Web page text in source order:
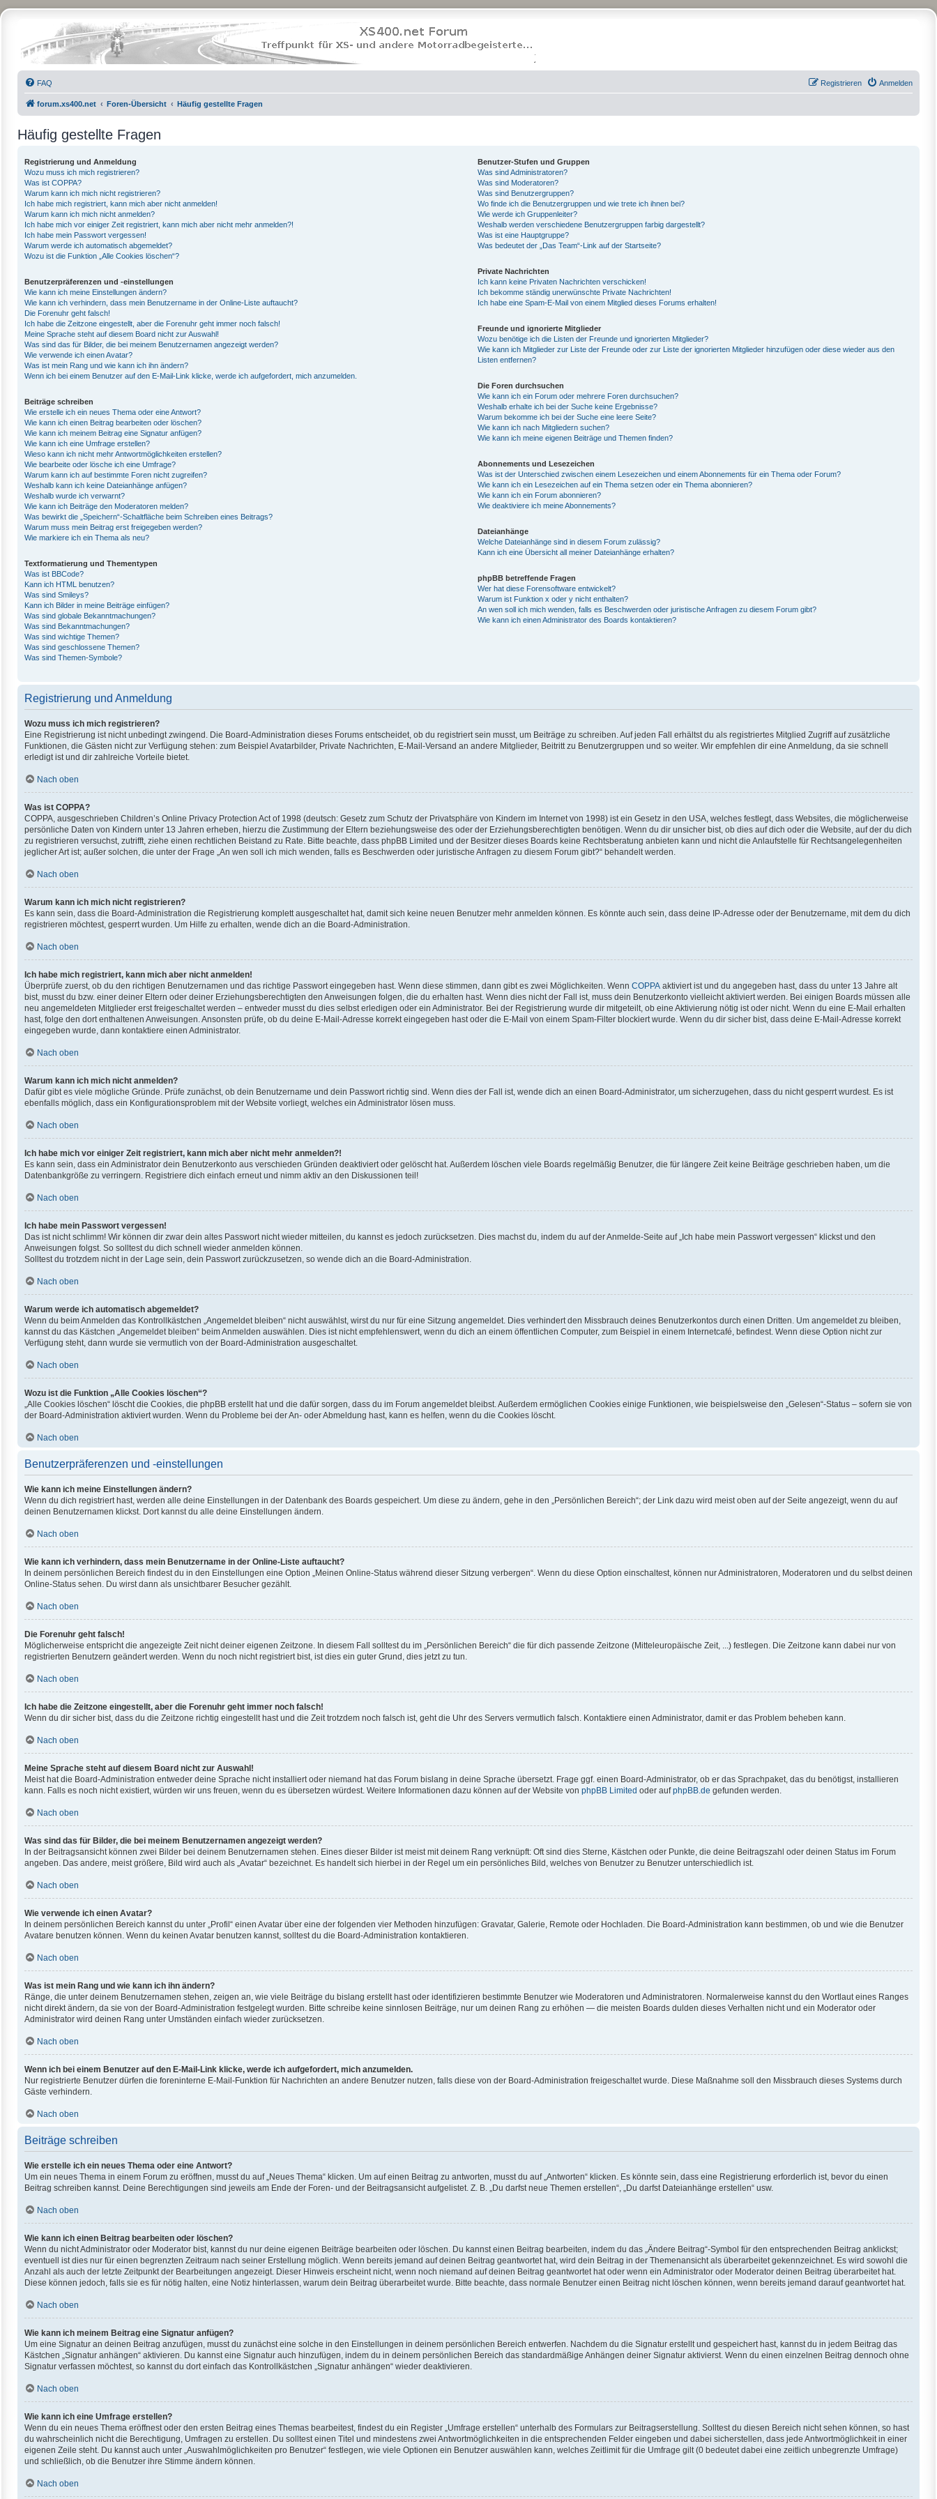
FAQ Anmelden
Registrieren
forum.xs400.net Foren-Übersicht Häufig gestellte Fragen
Häufig gestellte Fragen
Registrierung und Anmeldung
Wozu muss ich mich registrieren?
Was ist COPPA?
Warum kann ich mich nicht registrieren?
Ich habe mich registriert, kann mich aber nicht anmelden!
Warum kann ich mich nicht anmelden?
Ich habe mich vor einiger Zeit registriert, kann mich aber nicht mehr anmelden?!
Ich habe mein Passwort vergessen!
Warum werde ich automatisch abgemeldet?
Wozu ist die Funktion „Alle Cookies löschen“?
Benutzerpräferenzen und -einstellungen
Wie kann ich meine Einstellungen ändern?
Wie kann ich verhindern, dass mein Benutzername in der Online-Liste auftaucht?
Die Forenuhr geht falsch!
Ich habe die Zeitzone eingestellt, aber die Forenuhr geht immer noch falsch!
Meine Sprache steht auf diesem Board nicht zur Auswahl!
Was sind das für Bilder, die bei meinem Benutzernamen angezeigt werden?
Wie verwende ich einen Avatar?
Was ist mein Rang und wie kann ich ihn ändern?
Wenn ich bei einem Benutzer auf den E-Mail-Link klicke, werde ich aufgefordert, mich anzumelden.
Beiträge schreiben
Wie erstelle ich ein neues Thema oder eine Antwort?
Wie kann ich einen Beitrag bearbeiten oder löschen?
Wie kann ich meinem Beitrag eine Signatur anfügen?
Wie kann ich eine Umfrage erstellen?
Wieso kann ich nicht mehr Antwortmöglichkeiten erstellen?
Wie bearbeite oder lösche ich eine Umfrage?
Warum kann ich auf bestimmte Foren nicht zugreifen?
Weshalb kann ich keine Dateianhänge anfügen?
Weshalb wurde ich verwarnt?
Wie kann ich Beiträge den Moderatoren melden?
Was bewirkt die „Speichern“-Schaltfläche beim Schreiben eines Beitrags?
Warum muss mein Beitrag erst freigegeben werden?
Wie markiere ich ein Thema als neu?
Textformatierung und Thementypen
Was ist BBCode?
Kann ich HTML benutzen?
Was sind Smileys?
Kann ich Bilder in meine Beiträge einfügen?
Was sind globale Bekanntmachungen?
Was sind Bekanntmachungen?
Was sind wichtige Themen?
Was sind geschlossene Themen?
Was sind Themen-Symbole?
Benutzer-Stufen und Gruppen
Was sind Administratoren?
Was sind Moderatoren?
Was sind Benutzergruppen?
Wo finde ich die Benutzergruppen und wie trete ich ihnen bei?
Wie werde ich Gruppenleiter?
Weshalb werden verschiedene Benutzergruppen farbig dargestellt?
Was ist eine Hauptgruppe?
Was bedeutet der „Das Team“-Link auf der Startseite?
Private Nachrichten
Ich kann keine Privaten Nachrichten verschicken!
Ich bekomme ständig unerwünschte Private Nachrichten!
Ich habe eine Spam-E-Mail von einem Mitglied dieses Forums erhalten!
Freunde und ignorierte Mitglieder
Wozu benötige ich die Listen der Freunde und ignorierten Mitglieder?
Wie kann ich Mitglieder zur Liste der Freunde oder zur Liste der ignorierten Mitglieder hinzufügen oder diese wieder aus den
Listen entfernen?
Die Foren durchsuchen
Wie kann ich ein Forum oder mehrere Foren durchsuchen?
Weshalb erhalte ich bei der Suche keine Ergebnisse?
Warum bekomme ich bei der Suche eine leere Seite?
Wie kann ich nach Mitgliedern suchen?
Wie kann ich meine eigenen Beiträge und Themen finden?
Abonnements und Lesezeichen
Was ist der Unterschied zwischen einem Lesezeichen und einem Abonnements für ein Thema oder Forum?
Wie kann ich ein Lesezeichen auf ein Thema setzen oder ein Thema abonnieren?
Wie kann ich ein Forum abonnieren?
Wie deaktiviere ich meine Abonnements?
Dateianhänge
Welche Dateianhänge sind in diesem Forum zulässig?
Kann ich eine Übersicht all meiner Dateianhänge erhalten?
phpBB betreffende Fragen
Wer hat diese Forensoftware entwickelt?
Warum ist Funktion x oder y nicht enthalten?
An wen soll ich mich wenden, falls es Beschwerden oder juristische Anfragen zu diesem Forum gibt?
Wie kann ich einen Administrator des Boards kontaktieren?
Registrierung und Anmeldung
Wozu muss ich mich registrieren?
Eine Registrierung ist nicht unbedingt zwingend. Die Board-Administration dieses Forums entscheidet, ob du registriert sein musst, um Beiträge zu schreiben. Auf jeden Fall erhältst du als registriertes Mitglied Zugriff auf zusätzliche
Funktionen, die Gästen nicht zur Verfügung stehen: zum Beispiel Avatarbilder, Private Nachrichten, E-Mail-Versand an andere Mitglieder, Beitritt zu Benutzergruppen und so weiter. Wir empfehlen dir eine Anmeldung, da sie schnell
erledigt ist und dir zahlreiche Vorteile bietet.
Nach oben
Was ist COPPA?
COPPA, ausgeschrieben Children’s Online Privacy Protection Act of 1998 (deutsch: Gesetz zum Schutz der Privatsphäre von Kindern im Internet von 1998) ist ein Gesetz in den USA, welches festlegt, dass Websites, die möglicherweise
persönliche Daten von Kindern unter 13 Jahren erheben, hierzu die Zustimmung der Eltern beziehungsweise des oder der Erziehungsberechtigten benötigen. Wenn du dir unsicher bist, ob dies auf dich oder die Website, auf der du dich
zu registrieren versuchst, zutrifft, ziehe einen rechtlichen Beistand zu Rate. Bitte beachte, dass phpBB Limited und der Besitzer dieses Boards keine Rechtsberatung anbieten kann und nicht die Anlaufstelle für Rechtsangelegenheiten
jeglicher Art ist; außer solchen, die unter der Frage „An wen soll ich mich wenden, falls es Beschwerden oder juristische Anfragen zu diesem Forum gibt?“ behandelt werden.
Nach oben
Warum kann ich mich nicht registrieren?
Es kann sein, dass die Board-Administration die Registrierung komplett ausgeschaltet hat, damit sich keine neuen Benutzer mehr anmelden können. Es könnte auch sein, dass deine IP-Adresse oder der Benutzername, mit dem du dich
registrieren möchtest, gesperrt wurden. Um Hilfe zu erhalten, wende dich an die Board-Administration.
Nach oben
Ich habe mich registriert, kann mich aber nicht anmelden!
Überprüfe zuerst, ob du den richtigen Benutzernamen und das richtige Passwort eingegeben hast. Wenn diese stimmen, dann gibt es zwei Möglichkeiten. Wenn COPPA aktiviert ist und du angegeben hast, dass du unter 13 Jahre alt
bist, musst du bzw. einer deiner Eltern oder deiner Erziehungsberechtigten den Anweisungen folgen, die du erhalten hast. Wenn dies nicht der Fall ist, muss dein Benutzerkonto vielleicht aktiviert werden. Bei einigen Boards müssen alle
neu angemeldeten Mitglieder erst freigeschaltet werden – entweder musst du dies selbst erledigen oder ein Administrator. Bei der Registrierung wurde dir mitgeteilt, ob eine Aktivierung nötig ist oder nicht. Wenn du eine E-Mail erhalten
hast, folge den dort enthaltenen Anweisungen. Ansonsten prüfe, ob du deine E-Mail-Adresse korrekt eingegeben hast oder die E-Mail von einem Spam-Filter blockiert wurde. Wenn du dir sicher bist, dass deine E-Mail-Adresse korrekt
eingegeben wurde, dann kontaktiere einen Administrator.
Nach oben
Warum kann ich mich nicht anmelden?
Dafür gibt es viele mögliche Gründe. Prüfe zunächst, ob dein Benutzername und dein Passwort richtig sind. Wenn dies der Fall ist, wende dich an einen Board-Administrator, um sicherzugehen, dass du nicht gesperrt wurdest. Es ist
ebenfalls möglich, dass ein Konfigurationsproblem mit der Website vorliegt, welches ein Administrator lösen muss.
Nach oben
Ich habe mich vor einiger Zeit registriert, kann mich aber nicht mehr anmelden?!
Es kann sein, dass ein Administrator dein Benutzerkonto aus verschieden Gründen deaktiviert oder gelöscht hat. Außerdem löschen viele Boards regelmäßig Benutzer, die für längere Zeit keine Beiträge geschrieben haben, um die
Datenbankgröße zu verringern. Registriere dich einfach erneut und nimm aktiv an den Diskussionen teil!
Nach oben
Ich habe mein Passwort vergessen!
Das ist nicht schlimm! Wir können dir zwar dein altes Passwort nicht wieder mitteilen, du kannst es jedoch zurücksetzen. Dies machst du, indem du auf der Anmelde-Seite auf „Ich habe mein Passwort vergessen“ klickst und den
Anweisungen folgst. So solltest du dich schnell wieder anmelden können.
Solltest du trotzdem nicht in der Lage sein, dein Passwort zurückzusetzen, so wende dich an die Board-Administration.
Nach oben
Warum werde ich automatisch abgemeldet?
Wenn du beim Anmelden das Kontrollkästchen „Angemeldet bleiben“ nicht auswählst, wirst du nur für eine Sitzung angemeldet. Dies verhindert den Missbrauch deines Benutzerkontos durch einen Dritten. Um angemeldet zu bleiben,
kannst du das Kästchen „Angemeldet bleiben“ beim Anmelden auswählen. Dies ist nicht empfehlenswert, wenn du dich an einem öffentlichen Computer, zum Beispiel in einem Internetcafé, befindest. Wenn diese Option nicht zur
Verfügung steht, dann wurde sie vermutlich von der Board-Administration ausgeschaltet.
Nach oben
Wozu ist die Funktion „Alle Cookies löschen“?
„Alle Cookies löschen“ löscht die Cookies, die phpBB erstellt hat und die dafür sorgen, dass du im Forum angemeldet bleibst. Außerdem ermöglichen Cookies einige Funktionen, wie beispielsweise den „Gelesen“-Status – sofern sie von
der Board-Administration aktiviert wurden. Wenn du Probleme bei der An- oder Abmeldung hast, kann es helfen, wenn du die Cookies löscht.
Nach oben
Benutzerpräferenzen und -einstellungen
Wie kann ich meine Einstellungen ändern?
Wenn du dich registriert hast, werden alle deine Einstellungen in der Datenbank des Boards gespeichert. Um diese zu ändern, gehe in den „Persönlichen Bereich“; der Link dazu wird meist oben auf der Seite angezeigt, wenn du auf
deinen Benutzernamen klickst. Dort kannst du alle deine Einstellungen ändern.
Nach oben
Wie kann ich verhindern, dass mein Benutzername in der Online-Liste auftaucht?
In deinem persönlichen Bereich findest du in den Einstellungen eine Option „Meinen Online-Status während dieser Sitzung verbergen“. Wenn du diese Option einschaltest, können nur Administratoren, Moderatoren und du selbst deinen
Online-Status sehen. Du wirst dann als unsichtbarer Besucher gezählt.
Nach oben
Die Forenuhr geht falsch!
Möglicherweise entspricht die angezeigte Zeit nicht deiner eigenen Zeitzone. In diesem Fall solltest du im „Persönlichen Bereich“ die für dich passende Zeitzone (Mitteleuropäische Zeit, ...) festlegen. Die Zeitzone kann dabei nur von
registrierten Benutzern geändert werden. Wenn du noch nicht registriert bist, ist dies ein guter Grund, dies jetzt zu tun.
Nach oben
Ich habe die Zeitzone eingestellt, aber die Forenuhr geht immer noch falsch!
Wenn du dir sicher bist, dass du die Zeitzone richtig eingestellt hast und die Zeit trotzdem noch falsch ist, geht die Uhr des Servers vermutlich falsch. Kontaktiere einen Administrator, damit er das Problem beheben kann.
Nach oben
Meine Sprache steht auf diesem Board nicht zur Auswahl!
Meist hat die Board-Administration entweder deine Sprache nicht installiert oder niemand hat das Forum bislang in deine Sprache übersetzt. Frage ggf. einen Board-Administrator, ob er das Sprachpaket, das du benötigst, installieren
kann. Falls es noch nicht existiert, würden wir uns freuen, wenn du es übersetzen würdest. Weitere Informationen dazu können auf der Website von phpBB Limited oder aufphpBB.de gefunden werden.
Nach oben
Was sind das für Bilder, die bei meinem Benutzernamen angezeigt werden?
In der Beitragsansicht können zwei Bilder bei deinem Benutzernamen stehen. Eines dieser Bilder ist meist mit deinem Rang verknüpft: Oft sind dies Sterne, Kästchen oder Punkte, die deine Beitragszahl oder deinen Status im Forum
angeben. Das andere, meist größere, Bild wird auch als „Avatar“ bezeichnet. Es handelt sich hierbei in der Regel um ein persönliches Bild, welches von Benutzer zu Benutzer unterschiedlich ist.
Nach oben
Wie verwende ich einen Avatar?
In deinem persönlichen Bereich kannst du unter „Profil“ einen Avatar über eine der folgenden vier Methoden hinzufügen: Gravatar, Galerie, Remote oder Hochladen. Die Board-Administration kann bestimmen, ob und wie die Benutzer
Avatare benutzen können. Wenn du keinen Avatar benutzen kannst, solltest du die Board-Administration kontaktieren.
Nach oben
Was ist mein Rang und wie kann ich ihn ändern?
Ränge, die unter deinem Benutzernamen stehen, zeigen an, wie viele Beiträge du bislang erstellt hast oder identifizieren bestimmte Benutzer wie Moderatoren und Administratoren. Normalerweise kannst du den Wortlaut eines Ranges
nicht direkt ändern, da sie von der Board-Administration festgelegt wurden. Bitte schreibe keine sinnlosen Beiträge, nur um deinen Rang zu erhöhen — die meisten Boards dulden dieses Verhalten nicht und ein Moderator oder
Administrator wird deinen Rang unter Umständen einfach wieder zurücksetzen.
Nach oben
Wenn ich bei einem Benutzer auf den E-Mail-Link klicke, werde ich aufgefordert, mich anzumelden.
Nur registrierte Benutzer dürfen die foreninterne E-Mail-Funktion für Nachrichten an andere Benutzer nutzen, falls diese von der Board-Administration freigeschaltet wurde. Diese Maßnahme soll den Missbrauch dieses Systems durch
Gäste verhindern.
Nach oben
Beiträge schreiben
Wie erstelle ich ein neues Thema oder eine Antwort?
Um ein neues Thema in einem Forum zu eröffnen, musst du auf „Neues Thema“ klicken. Um auf einen Beitrag zu antworten, musst du auf „Antworten“ klicken. Es könnte sein, dass eine Registrierung erforderlich ist, bevor du einen
Beitrag schreiben kannst. Deine Berechtigungen sind jeweils am Ende der Foren- und der Beitragsansicht aufgelistet. Z. B. „Du darfst neue Themen erstellen“, „Du darfst Dateianhänge erstellen“ usw.
Nach oben
Wie kann ich einen Beitrag bearbeiten oder löschen?
Wenn du nicht Administrator oder Moderator bist, kannst du nur deine eigenen Beiträge bearbeiten oder löschen. Du kannst einen Beitrag bearbeiten, indem du das „Ändere Beitrag“-Symbol für den entsprechenden Beitrag anklickst;
eventuell ist dies nur für einen begrenzten Zeitraum nach seiner Erstellung möglich. Wenn bereits jemand auf deinen Beitrag geantwortet hat, wird dein Beitrag in der Themenansicht als überarbeitet gekennzeichnet. Es wird sowohl die
Anzahl als auch der letzte Zeitpunkt der Bearbeitungen angezeigt. Dieser Hinweis erscheint nicht, wenn noch niemand auf deinen Beitrag geantwortet hat oder wenn ein Administrator oder Moderator deinen Beitrag überarbeitet hat.
Diese können jedoch, falls sie es für nötig halten, eine Notiz hinterlassen, warum dein Beitrag überarbeitet wurde. Bitte beachte, dass normale Benutzer einen Beitrag nicht löschen können, wenn bereits jemand darauf geantwortet hat.
Nach oben
Wie kann ich meinem Beitrag eine Signatur anfügen?
Um eine Signatur an deinen Beitrag anzufügen, musst du zunächst eine solche in den Einstellungen in deinem persönlichen Bereich entwerfen. Nachdem du die Signatur erstellt und gespeichert hast, kannst du in jedem Beitrag das
Kästchen „Signatur anhängen“ aktivieren. Du kannst eine Signatur auch hinzufügen, indem du in deinem persönlichen Bereich das standardmäßige Anhängen deiner Signatur aktivierst. Wenn du einen einzelnen Beitrag dennoch ohne
Signatur verfassen möchtest, so kannst du dort einfach das Kontrollkästchen „Signatur anhängen“ wieder deaktivieren.
Nach oben
Wie kann ich eine Umfrage erstellen?
Wenn du ein neues Thema eröffnest oder den ersten Beitrag eines Themas bearbeitest, findest du ein Register „Umfrage erstellen“ unterhalb des Formulars zur Beitragserstellung. Solltest du diesen Bereich nicht sehen können, so hast
du wahrscheinlich nicht die Berechtigung, Umfragen zu erstellen. Du solltest einen Titel und mindestens zwei Antwortmöglichkeiten in die entsprechenden Felder eingeben und dabei sicherstellen, dass jede Antwortmöglichkeit in einer
eigenen Zeile steht. Du kannst auch unter „Auswahlmöglichkeiten pro Benutzer“ festlegen, wie viele Optionen ein Benutzer auswählen kann, welches Zeitlimit für die Umfrage gilt (0 bedeutet dabei eine zeitlich unbegrenzte Umfrage)
und schließlich, ob die Benutzer ihre Stimme ändern können.
Nach oben